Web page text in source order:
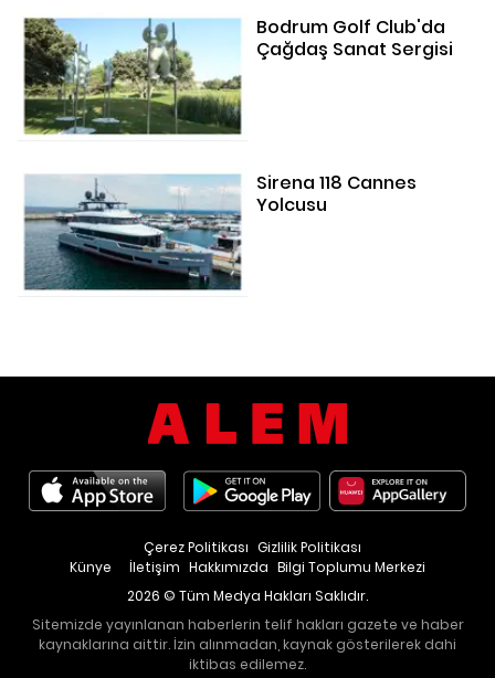
Bodrum Golf Club'da
Çağdaş Sanat Sergisi
Sirena 118 Cannes
Yolcusu
Künye İletişim Hakkımızda Bilgi Toplumu Merkezi
Çerez Politikası Gizlilik Politikası
2026 © Tüm Medya Hakları Saklıdır.
Sitemizde yayınlanan haberlerin telif hakları gazete ve haber
kaynaklarına aittir. İzin alınmadan, kaynak gösterilerek dahi
iktibas edilemez.